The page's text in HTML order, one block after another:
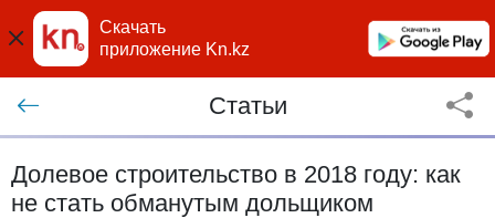
Скачать
приложение Kn.kz
Статьи
Долевое строительство в 2018 году: как
не стать обманутым дольщиком